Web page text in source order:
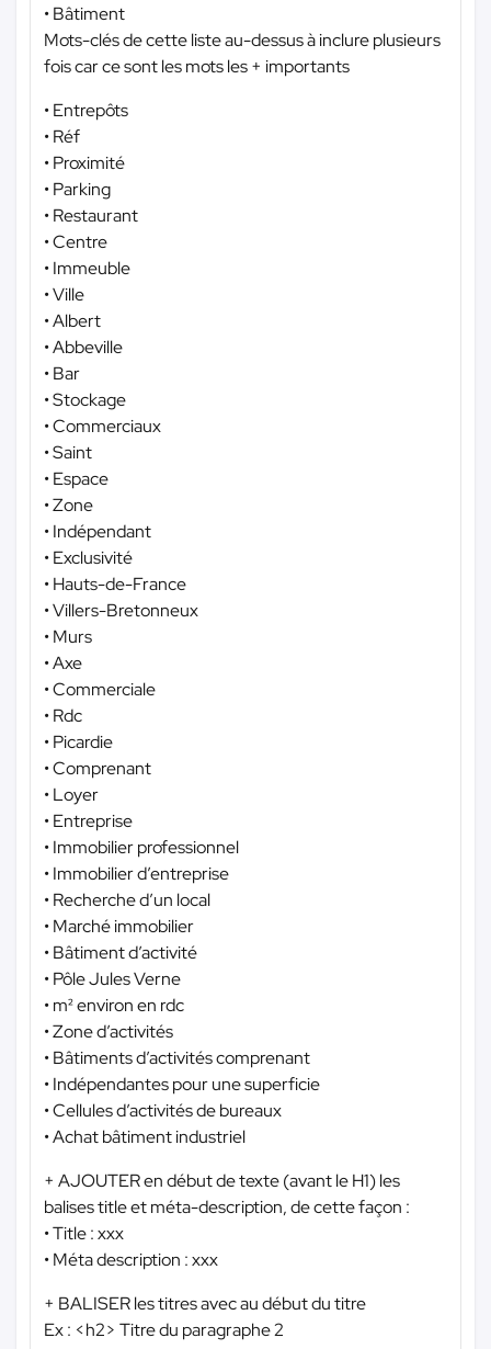
• Bâtiment
Mots-clés de cette liste au-dessus à inclure plusieurs
fois car ce sont les mots les + importants
• Entrepôts
• Réf
• Proximité
• Parking
• Restaurant
• Centre
• Immeuble
• Ville
• Albert
• Abbeville
• Bar
• Stockage
• Commerciaux
• Saint
• Espace
• Zone
• Indépendant
• Exclusivité
• Hauts-de-France
• Villers-Bretonneux
• Murs
• Axe
• Commerciale
• Rdc
• Picardie
• Comprenant
• Loyer
• Entreprise
• Immobilier professionnel
• Immobilier d’entreprise
• Recherche d’un local
• Marché immobilier
• Bâtiment d’activité
• Pôle Jules Verne
• m² environ en rdc
• Zone d’activités
• Bâtiments d’activités comprenant
• Indépendantes pour une superficie
• Cellules d’activités de bureaux
• Achat bâtiment industriel
+ AJOUTER en début de texte (avant le H1) les
balises title et méta-description, de cette façon :
• Title : xxx
• Méta description : xxx
+ BALISER les titres avec au début du titre
Ex : <h2> Titre du paragraphe 2